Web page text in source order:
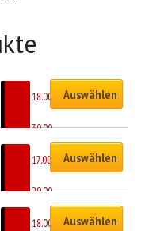
18.00
CHF30.00
Auswählen
17.00
CHF29.00
Auswählen
18.00
Auswählen